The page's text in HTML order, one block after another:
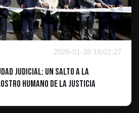
2026-01-28 18:02:27
Judicial: Un salto a la
humano de la justicia